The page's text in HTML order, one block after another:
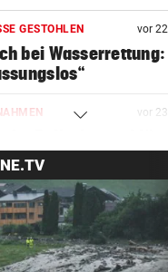
GESTOHLEN vor
bei Wasserrettung:
vor
vor 24
Chaos jetzt auch
für die WM 2030?